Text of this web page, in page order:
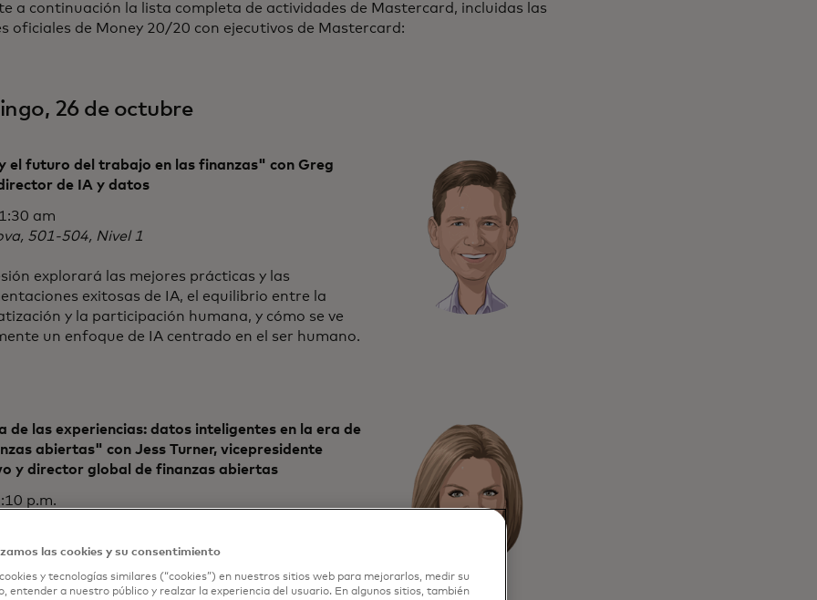
a continuación la lista completa de actividades de Mastercard, incluidas las
oficiales de Money 20/20 con ejecutivos de Mastercard:
26 de octubre
el futuro del trabajo en las finanzas" con Greg
de IA y datos
am
501-504, Nivel 1
explorará las mejores prácticas y las
exitosas de IA, el equilibrio entre la
y la participación humana, y cómo se ve
un enfoque de IA centrado en el ser humano.
de las experiencias: datos inteligentes en la era de
abiertas" con Jess Turner, vicepresidente
y director global de finanzas abiertas
p.m.
información disponible, y luego están los datos
que son inteligencia puesta a trabajar de
Esta sesión explorará el papel que juegan los
las cookies y su consentimiento
y tecnologías similares (“cookies”) en nuestros sitios web para mejorarlos, medir su
entender a nuestro público y realzar la experiencia del usuario. En algunos sitios, también